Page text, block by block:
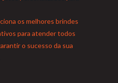
os melhores brindes
para atender todos
o sucesso da sua